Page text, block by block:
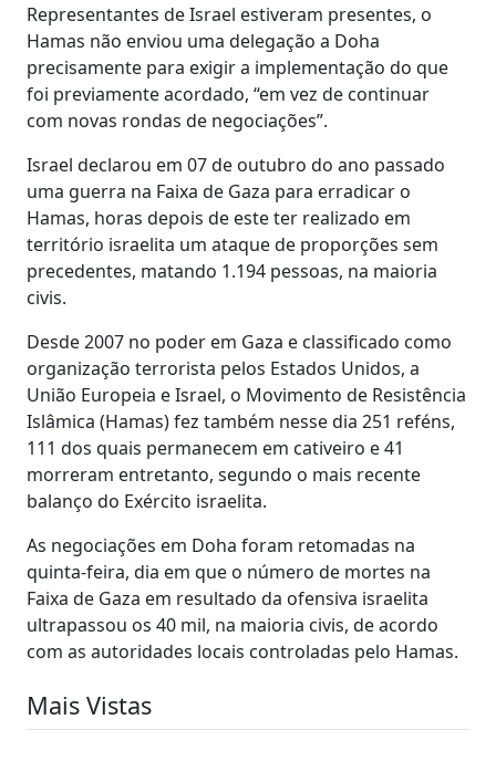
Representantes de Israel estiveram presentes, o
Hamas não enviou uma delegação a Doha
precisamente para exigir a implementação do que
foi previamente acordado, “em vez de continuar
com novas rondas de negociações”.
Israel declarou em 07 de outubro do ano passado
uma guerra na Faixa de Gaza para erradicar o
Hamas, horas depois de este ter realizado em
território israelita um ataque de proporções sem
precedentes, matando 1.194 pessoas, na maioria
civis.
Desde 2007 no poder em Gaza e classificado como
organização terrorista pelos Estados Unidos, a
União Europeia e Israel, o Movimento de Resistência
Islâmica (Hamas) fez também nesse dia 251 reféns,
111 dos quais permanecem em cativeiro e 41
morreram entretanto, segundo o mais recente
balanço do Exército israelita.
As negociações em Doha foram retomadas na
quinta-feira, dia em que o número de mortes na
Faixa de Gaza em resultado da ofensiva israelita
ultrapassou os 40 mil, na maioria civis, de acordo
com as autoridades locais controladas pelo Hamas.
Mais Vistas